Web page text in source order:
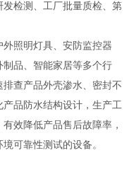
检测、工厂批量质检、第
照明灯具、安防监控器
品、智能家居等多个行
查产品外壳渗水、密封不
品防水结构设计，生产工
效降低产品售后故障率，
可靠性测试的设备。